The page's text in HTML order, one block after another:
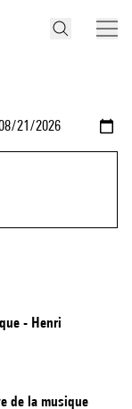
- Henri
de la musique